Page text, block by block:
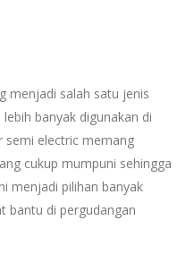
menjadi salah satu jenis
banyak digunakan di
semi electric memang
cukup mumpuni sehingga
menjadi pilihan banyak
bantu di pergudangan